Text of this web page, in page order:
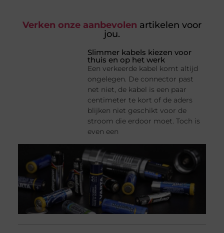
Verken onze aanbevolen artikelen voor
jou.
Slimmer kabels kiezen voor
thuis en op het werk
Een verkeerde kabel komt altijd
ongelegen. De connector past
net niet, de kabel is een paar
centimeter te kort of de aders
blijken niet geschikt voor de
stroom die erdoor moet. Toch is
even een